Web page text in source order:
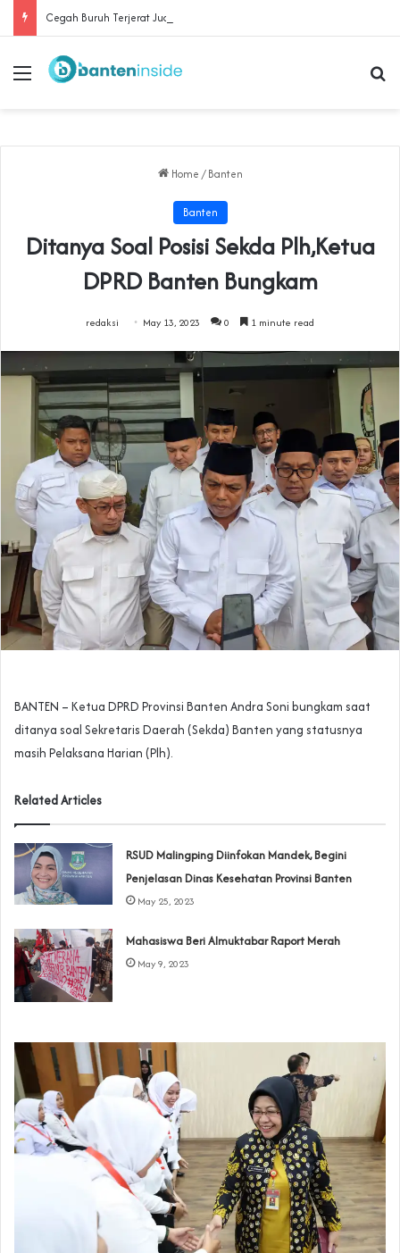
Menu
Home / Banten
Banten
Ditanya Soal Posisi Sekda Plh,Ketua
DPRD Banten Bungkam
redaksi May 13, 2023 0 1 minute read
BANTEN – Ketua DPRD Provinsi Banten Andra Soni bungkam saat
ditanya soal Sekretaris Daerah (Sekda) Banten yang statusnya
masih Pelaksana Harian (Plh).
Related Articles
RSUD Malingping Diinfokan Mandek, Begini
Penjelasan Dinas Kesehatan Provinsi Banten
May 25, 2023
Mahasiswa Beri Almuktabar Raport Merah
May 9, 2023